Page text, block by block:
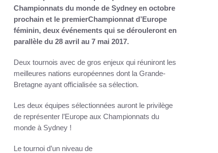
Championnats du monde de Sydney en octobre
prochain et le premierChampionnat d’Europe
féminin, deux événements qui se dérouleront en
parallèle du 28 avril au 7 mai 2017.
Deux tournois avec de gros enjeux qui réuniront les
meilleures nations européennes dont la Grande-
Bretagne ayant officialisée sa sélection.
Les deux équipes sélectionnées auront le privilège
de représenter l’Europe aux Championnats du
monde à Sydney !
Le tournoi d’un niveau de